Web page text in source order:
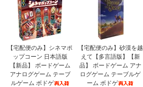
【宅配便のみ】シネマポ
ップコーン 日本語版
【新品】 ボードゲーム
アナログゲーム テーブ
ルゲーム ボドゲ
【宅配便のみ】砂漠を越
えて【多言語版】【新
品】 ボードゲーム アナ
ログゲーム テーブルゲ
ーム ボドゲ